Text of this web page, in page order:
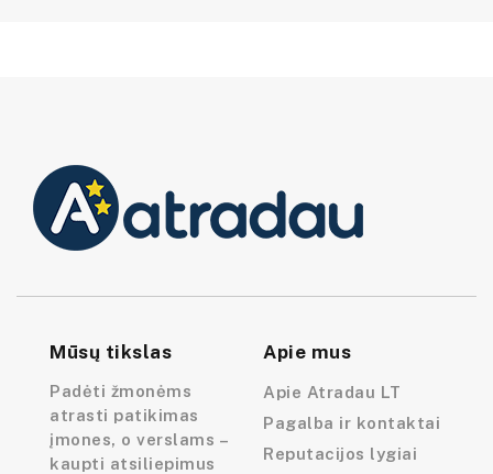
Mūsų tikslas
Padėti žmonėms
atrasti patikimas
įmones, o verslams –
kaupti atsiliepimus
Apie mus
Apie Atradau LT
Pagalba ir kontaktai
Reputacijos lygiai